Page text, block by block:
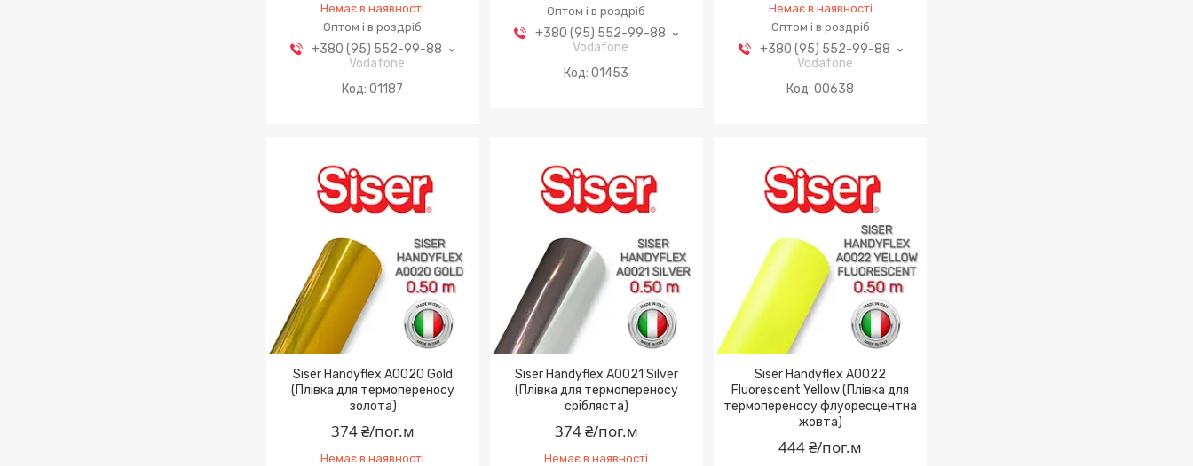
Немає в наявності
Оптом і в роздріб
+380 (95) 552-99-88
Vodafone
01187
Оптом і в роздріб
+380 (95) 552-99-88
Vodafone
01453
Немає в наявності
Оптом і в роздріб
+380 (95) 552-99-88
Vodafone
00638
Siser Handyflex A0020 Gold
(Плівка для термопереносу
золота)
374 ₴/пог.м
Немає в наявності
Siser Handyflex A0021 Silver
(Плівка для термопереносу
срібляста)
374 ₴/пог.м
Немає в наявності
Siser Handyflex A0022
Fluorescent Yellow (Плівка для
термопереносу флуоресцентна
жовта)
444 ₴/пог.м